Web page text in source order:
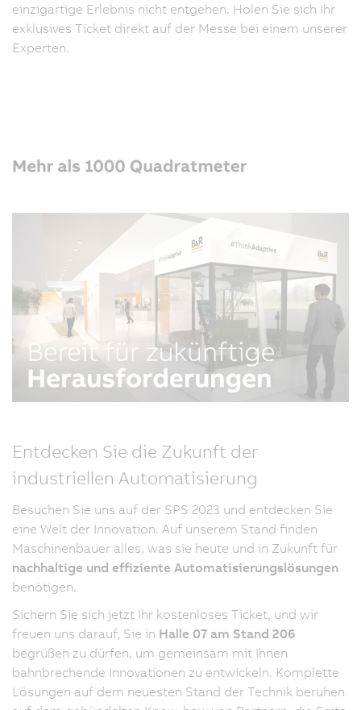
einzigartige Erlebnis nicht entgehen. Holen Sie sich Ihr
exklusives Ticket direkt auf der Messe bei einem unserer
Experten.
Entdecken Sie die Zukunft der
industriellen Automatisierung
Besuchen Sie uns auf der SPS 2023 und entdecken Sie
eine Welt der Innovation. Auf unserem Stand finden
Maschinenbauer alles, was sie heute und in Zukunft für
nachhaltige und effiziente Automatisierungslösungen
benötigen.
Sichern Sie sich jetzt Ihr kostenloses Ticket, und wir
freuen uns darauf, Sie in Halle 07 am Stand 206
begrüßen zu dürfen, um gemeinsam mit Ihnen
bahnbrechende Innovationen zu entwickeln. Komplette
Lösungen auf dem neuesten Stand der Technik beruhen